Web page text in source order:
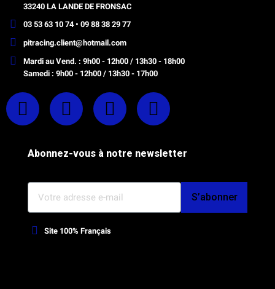
33240 LA LANDE DE FRONSAC
03 53 63 10 74 • 09 88 38 29 77
pitracing.client@hotmail.com
Mardi au Vend. : 9h00 - 12h00 / 13h30 - 18h00
Samedi : 9h00 - 12h00 / 13h30 - 17h00
Abonnez-vous à notre newsletter
S’abonner
Site 100% Français